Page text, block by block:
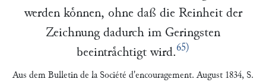
werden koͤnnen, ohne daß die Reinheit der
Zeichnung dadurch im Geringsten
beeintraͤchtigt wird.65)
Aus dem Bulletin de la Société d'encouragement. August 1834, S.